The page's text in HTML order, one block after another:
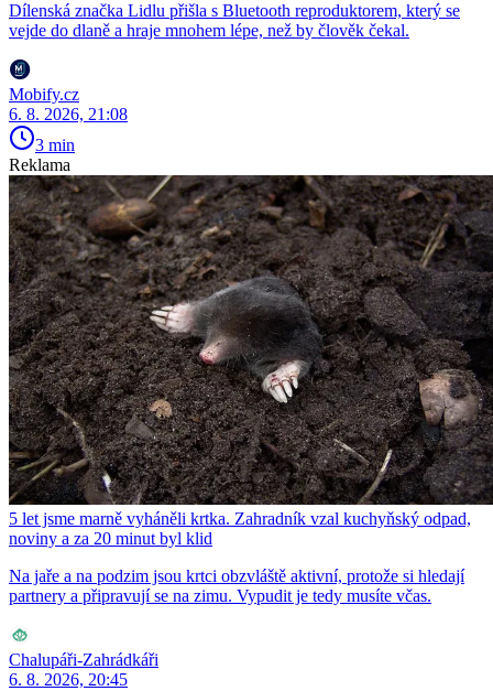
Dílenská značka Lidlu přišla s Bluetooth reproduktorem, který se
vejde do dlaně a hraje mnohem lépe, než by člověk čekal.
Mobify.cz
6. 8. 2026, 21:08
3 min
Reklama
5 let jsme marně vyháněli krtka. Zahradník vzal kuchyňský odpad,
noviny a za 20 minut byl klid
Na jaře a na podzim jsou krtci obzvláště aktivní, protože si hledají
partnery a připravují se na zimu. Vypudit je tedy musíte včas.
Chalupáři-Zahrádkáři
6. 8. 2026, 20:45